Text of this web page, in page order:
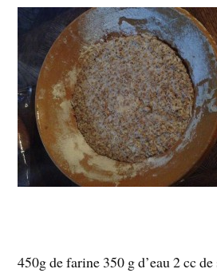
450g de farine 350 g d’eau 2 cc